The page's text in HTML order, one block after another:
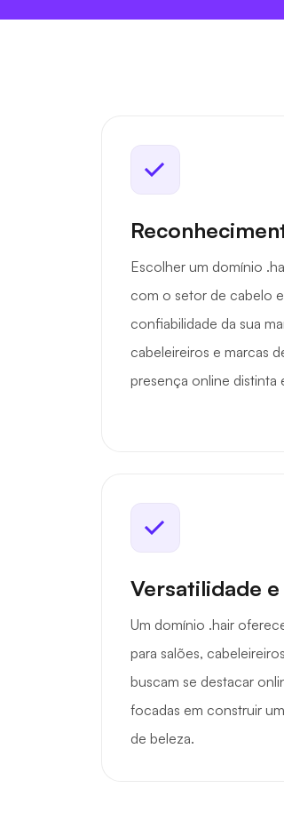
Escolher um domínio
com o setor de cabelo
confiabilidade da sua
cabeleireiros e marcas
presença online distinta
Versatilidade
Um domínio .hair
para salões,
buscam se destacar
focadas em construir
de beleza.